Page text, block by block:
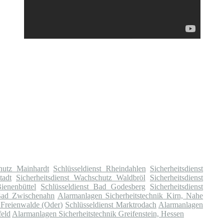
Mainhardt Schlüsseldienst Rheindahlen Sicherheitsdienst
Sicherheitsdienst Wachschutz Waldbröl
Sicherheitsdienst
Schlüsseldienst Bad Godesberg
Sicherheitsdienst
Zwischenahn Alarmanlagen Sicherheitstechnik Kirn, Nahe
(Oder) Schlüsseldienst Marktrodach Alarmanlagen
Alarmanlagen Sicherheitstechnik Greifenstein, Hessen